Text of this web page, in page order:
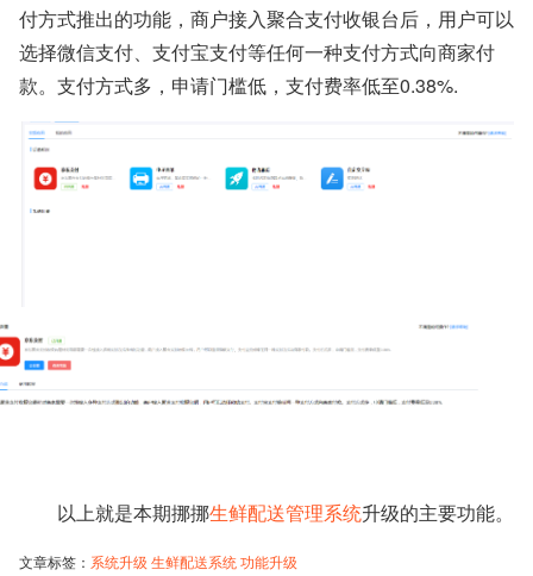
付方式推出的功能，商户接入聚合支付收银台后，用户可以
选择微信支付、支付宝支付等任何一种支付方式向商家付
款。支付方式多，申请门槛低，支付费率低至0.38%.
以上就是本期挪挪生鲜配送管理系统升级的主要功能。
文章标签： 系统升级 生鲜配送系统功能升级